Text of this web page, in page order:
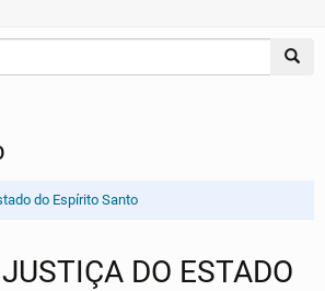
do Espírito Santo
DO ESTADO